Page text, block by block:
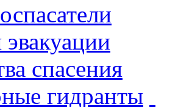
спасения
гидранты